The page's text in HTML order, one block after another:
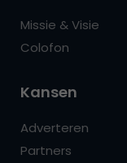
Missie & Visie
Colofon
Kansen
Adverteren
Partners